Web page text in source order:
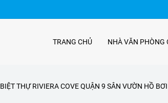
TRANG CHỦ NHÀ VĂN PHÒNG
BIỆT THỰ RIVIERA COVE QUẬN 9 SÂN VƯỜN HỒ